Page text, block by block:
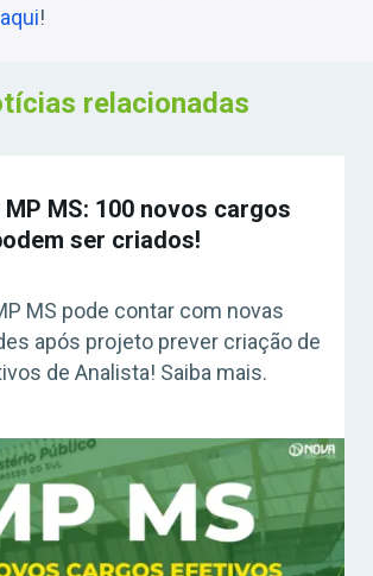
!
relacionadas
MS: 100 novos cargos
ser criados!
MS pode contar com novas
após projeto prever criação de
de Analista! Saiba mais.